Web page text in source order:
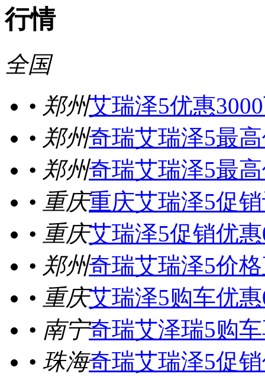
行情
全国
• 郑州艾瑞泽5优惠
• 郑州奇瑞艾瑞泽5最
• 郑州奇瑞艾瑞泽5最
• 重庆重庆艾瑞泽5促
• 重庆艾瑞泽5促销优
• 郑州奇瑞艾瑞泽5价
• 重庆艾瑞泽5购车优
• 南宁奇瑞艾泽瑞5购
• 珠海奇瑞艾瑞泽5促